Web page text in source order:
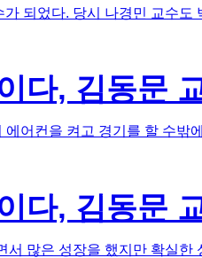
되었다. 당시 나경민 교수도
다, 김동문
어컨을 켜고 경기를 할 수밖
다, 김동문
많은 성장을 했지만 확실